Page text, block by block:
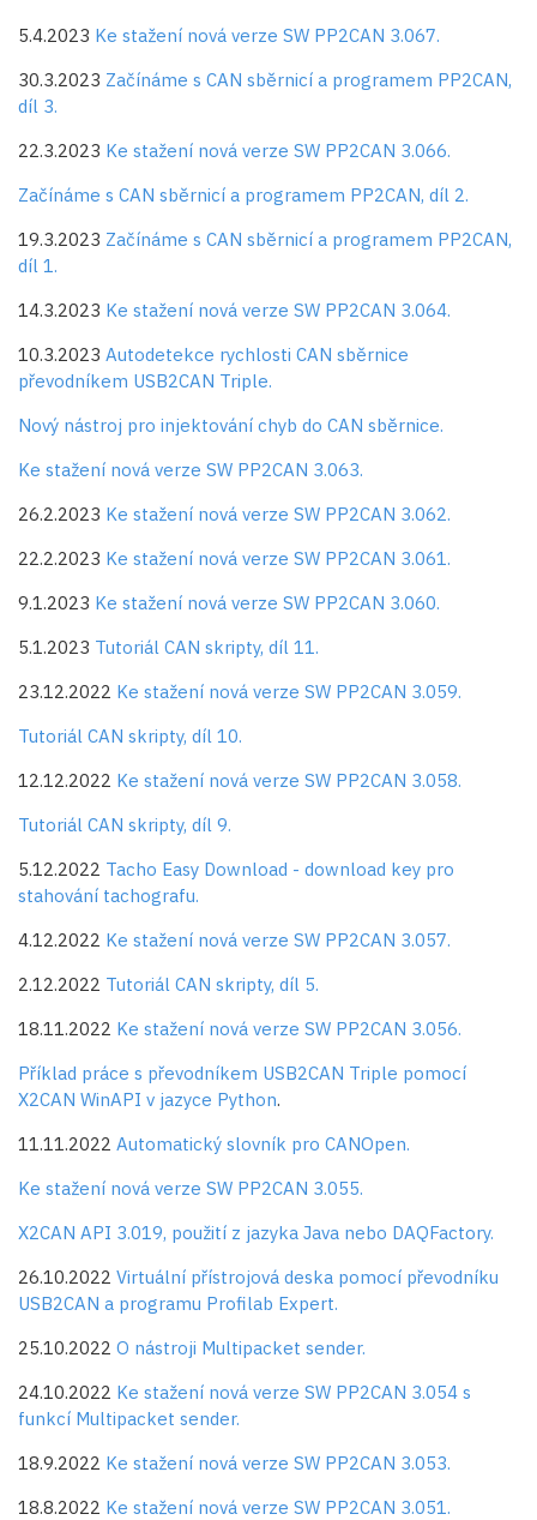
5.4.2023 Ke stažení nová verze SW PP2CAN 3.067.
30.3.2023 Začínáme s CAN sběrnicí a programem PP2CAN,
díl 3.
22.3.2023 Ke stažení nová verze SW PP2CAN 3.066.
Začínáme s CAN sběrnicí a programem PP2CAN, díl 2.
19.3.2023 Začínáme s CAN sběrnicí a programem PP2CAN,
díl 1.
14.3.2023 Ke stažení nová verze SW PP2CAN 3.064.
10.3.2023 Autodetekce rychlosti CAN sběrnice
převodníkem USB2CAN Triple.
Nový nástroj pro injektování chyb do CAN sběrnice.
Ke stažení nová verze SW PP2CAN 3.063.
26.2.2023 Ke stažení nová verze SW PP2CAN 3.062.
22.2.2023 Ke stažení nová verze SW PP2CAN 3.061.
9.1.2023 Ke stažení nová verze SW PP2CAN 3.060.
5.1.2023 Tutoriál CAN skripty, díl 11.
23.12.2022 Ke stažení nová verze SW PP2CAN 3.059.
Tutoriál CAN skripty, díl 10.
12.12.2022 Ke stažení nová verze SW PP2CAN 3.058.
Tutoriál CAN skripty, díl 9.
5.12.2022 Tacho Easy Download - download key pro
stahování tachografu.
4.12.2022 Ke stažení nová verze SW PP2CAN 3.057.
2.12.2022 Tutoriál CAN skripty, díl 5.
18.11.2022 Ke stažení nová verze SW PP2CAN 3.056.
Příklad práce s převodníkem USB2CAN Triple pomocí
X2CAN WinAPI v jazyce Python.
11.11.2022 Automatický slovník pro CANOpen.
Ke stažení nová verze SW PP2CAN 3.055.
X2CAN API 3.019, použití z jazyka Java nebo DAQFactory.
26.10.2022 Virtuální přístrojová deska pomocí převodníku
USB2CAN a programu Profilab Expert.
25.10.2022 O nástroji Multipacket sender.
24.10.2022 Ke stažení nová verze SW PP2CAN 3.054 s
funkcí Multipacket sender.
18.9.2022 Ke stažení nová verze SW PP2CAN 3.053.
18.8.2022 Ke stažení nová verze SW PP2CAN 3.051.